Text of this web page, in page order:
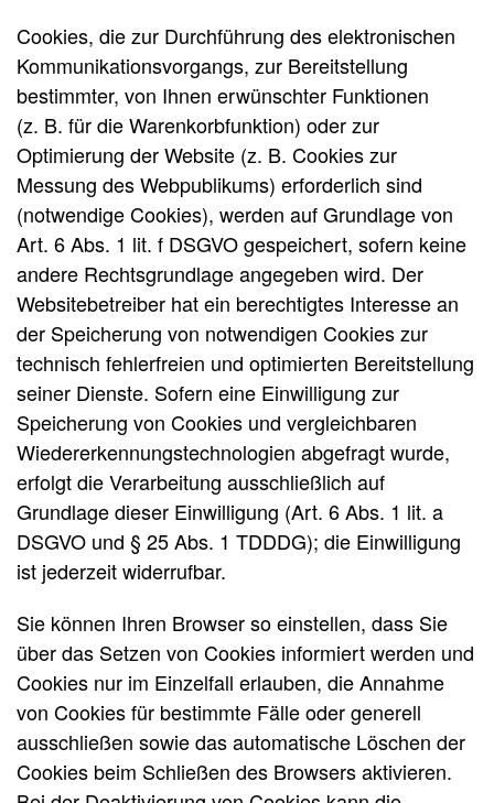
Cookies, die zur Durchführung des elektronischen
Kommunikationsvorgangs, zur Bereitstellung
bestimmter, von Ihnen erwünschter Funktionen
(z. B. für die Warenkorbfunktion) oder zur
Optimierung der Website (z. B. Cookies zur
Messung des Webpublikums) erforderlich sind
(notwendige Cookies), werden auf Grundlage von
Art. 6 Abs. 1 lit. f DSGVO gespeichert, sofern keine
andere Rechtsgrundlage angegeben wird. Der
Websitebetreiber hat ein berechtigtes Interesse an
der Speicherung von notwendigen Cookies zur
technisch fehlerfreien und optimierten Bereitstellung
seiner Dienste. Sofern eine Einwilligung zur
Speicherung von Cookies und vergleichbaren
Wiedererkennungstechnologien abgefragt wurde,
erfolgt die Verarbeitung ausschließlich auf
Grundlage dieser Einwilligung (Art. 6 Abs. 1 lit. a
DSGVO und § 25 Abs. 1 TDDDG); die Einwilligung
ist jederzeit widerrufbar.
Sie können Ihren Browser so einstellen, dass Sie
über das Setzen von Cookies informiert werden und
Cookies nur im Einzelfall erlauben, die Annahme
von Cookies für bestimmte Fälle oder generell
ausschließen sowie das automatische Löschen der
Cookies beim Schließen des Browsers aktivieren.